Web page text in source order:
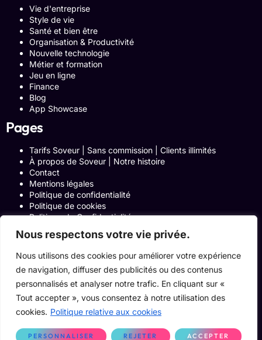
Nous respectons votre vie privée.
Nous utilisons des cookies pour améliorer votre expérience
de navigation, diffuser des publicités ou des contenus
personnalisés et analyser notre trafic. En cliquant sur «
Tout accepter », vous consentez à notre utilisation des
cookies. Politique relative aux cookies
PERSONNALISER REJETER ACCEPTER
Vie d'entreprise
Style de vie
Santé et bien être
Organisation & Productivité
Nouvelle technologie
Métier et formation
Jeu en ligne
Finance
Blog
App Showcase
Pages
Tarifs Soveur | Sans commission | Clients illimités
À propos de Soveur | Notre histoire
Contact
Mentions légales
Politique de confidentialité
Politique de cookies
Politique de Confidentialité
Blog
Notre histoire
Programme Affiliation
Conditions générales d’utilisation
ACCUEIL
Onglets Zone Affilié
Le Blog
Devenir pro